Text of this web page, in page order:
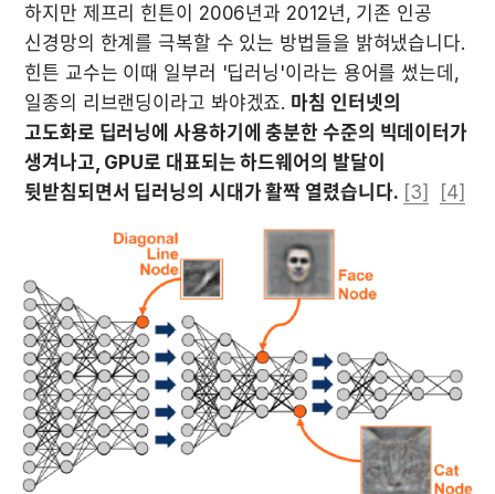
하지만 제프리 힌튼이 2006년과 2012년, 기존 인공
신경망의 한계를 극복할 수 있는 방법들을 밝혀냈습니다.
힌튼 교수는 이때 일부러 '딥러닝'이라는 용어를 썼는데,
일종의 리브랜딩이라고 봐야겠죠. 마침 인터넷의
고도화로 딥러닝에 사용하기에 충분한 수준의 빅데이터가
생겨나고, GPU로 대표되는 하드웨어의 발달이
뒷받침되면서 딥러닝의 시대가 활짝 열렸습니다. [3] [4]